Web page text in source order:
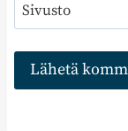
Sivusto